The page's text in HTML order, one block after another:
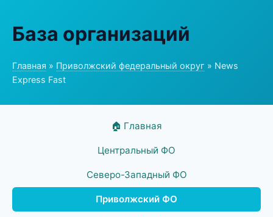
База организаций
Главная » Приволжский федеральный округ » News
Express Fast
🏠 Главная
Центральный ФО
Северо-Западный ФО
Приволжский ФО